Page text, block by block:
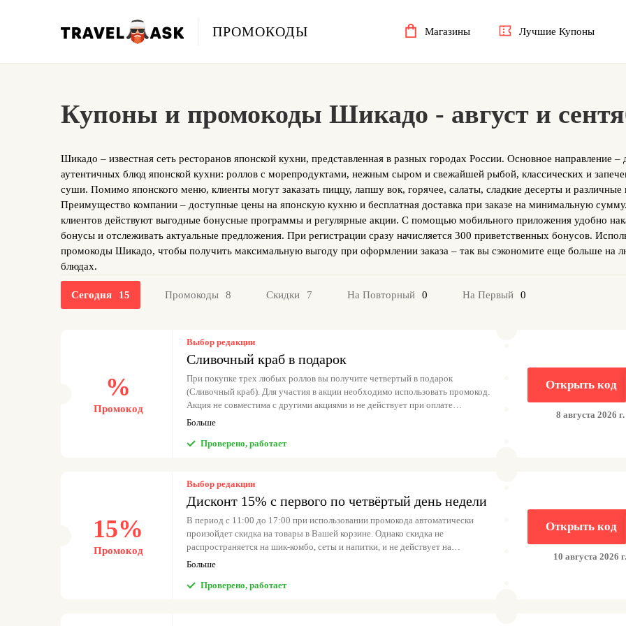
ПРОМОКОДЫ Магазины Лучшие Купоны
Купоны и промокоды Шикадо - август и
Шикадо – известная сеть ресторанов японской кухни, представленная в разных городах России. Основное направление –
аутентичных блюд японской кухни: роллов с морепродуктами, нежным сыром и свежайшей рыбой, классических и
суши. Помимо японского меню, клиенты могут заказать пиццу, лапшу вок, горячее, салаты, сладкие десерты и различные
Преимущество компании – доступные цены на японскую кухню и бесплатная доставка при заказе на минимальную
клиентов действуют выгодные бонусные программы и регулярные акции. С помощью мобильного приложения удобно
бонусы и отслеживать актуальные предложения. При регистрации сразу начисляется 300 приветственных бонусов.
промокоды Шикадо, чтобы получить максимальную выгоду при оформлении заказа – так вы сэкономите еще больше на
блюдах.
Сегодня 15 Промокоды 8 Скидки 7 На Повторный 0 На Первый 0
%
Промокод
Выбор редакции
Сливочный краб в подарок
При покупке трех любых роллов вы получите четвертый в подарок
(Сливочный краб). Для участия в акции необходимо использовать промокод.
Акция не совместима с другими акциями и не действует при оплате
бонусами.
Больше
Проверено, работает
Открыть код
8 августа 2026 г.
15%
Промокод
Выбор редакции
Дисконт 15% с первого по четвёртый день недели
В период с 11:00 до 17:00 при использовании промокода автоматически
произойдет скидка на товары в Вашей корзине. Однако скидка не
распространяется на шик-комбо, сеты и напитки, и не действует на
предварительные заказы после 17:00. Также следует отметить, что данная
оформлении заказа обязательно нужно называть промокод. Важно отметить,
Больше
Проверено, работает
Открыть код
10 августа 2026 г.